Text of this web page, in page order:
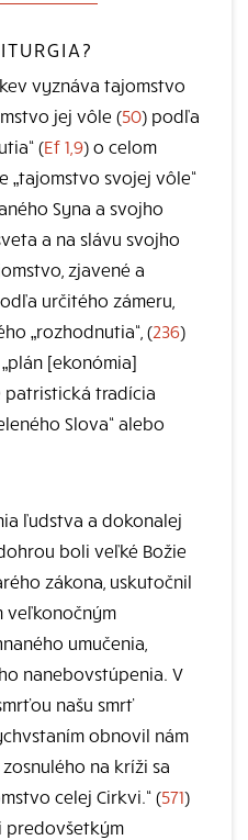
vyznáva tajomstvo
jej vôle (50) podľa
(Ef 1,9) o celom
„tajomstvo svojej vôle“
Syna a svojho
a na slávu svojho
zjavené a
určitého zámeru,
„rozhodnutia“, (236)
[ekonómia]
patristická tradícia
Slova“ alebo
ľudstva a dokonalej
boli veľké Božie
zákona, uskutočnil
veľkonočným
umučenia,
nanebovstúpenia. V
našu smrť
obnovil nám
na kríži sa
celej Cirkvi.“ (571)
predovšetkým